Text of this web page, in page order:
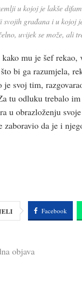
u kojoj je lakše
svojih građana i u kojoj
uvijek se može, ali
mu je šef
bi ga razumjela,
je svoj tim,
tu odluku trebalo
u obrazloženju
da je i
Facebook
objava